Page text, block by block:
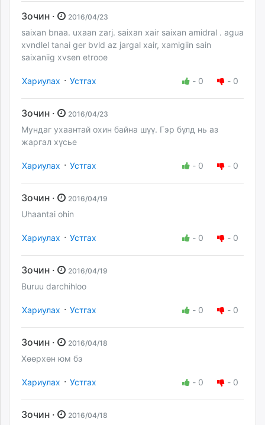
Зочин · 2016/04/23
saixan bnaa. uxaan zarj. saixan xair saixan amidral . agua
xvndlel tanai ger bvld az jargal xair, xamigiin sain
saixaniig xvsen etrooe
Хариулах · Устгах - 0 - 0
Зочин · 2016/04/23
Мундаг ухаантай охин байна шүү. Гэр бүлд нь аз
жаргал хүсье
Хариулах · Устгах - 0 - 0
Зочин · 2016/04/19
Uhaantai ohin
Хариулах · Устгах - 0 - 0
Зочин · 2016/04/19
Buruu darchihloo
Хариулах · Устгах - 0 - 0
Зочин · 2016/04/18
Хөөрхөн юм бэ
Хариулах · Устгах - 0 - 0
Зочин · 2016/04/18